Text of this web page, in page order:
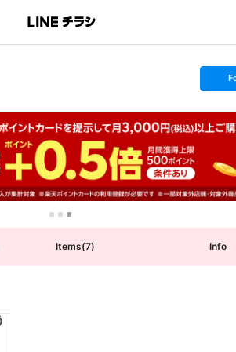
s
t
o
l
l
Items(7) Info